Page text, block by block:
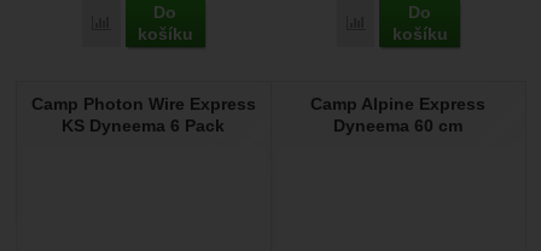
Přidat 'Camp Dyon Express KS 12cm' k porovnání
Do
košíku
Přidat 'Camp Dyon
Do
košíku
Camp Photon Wire Express
KS Dyneema 6 Pack
Camp Alpine Express
Dyneema 60 cm